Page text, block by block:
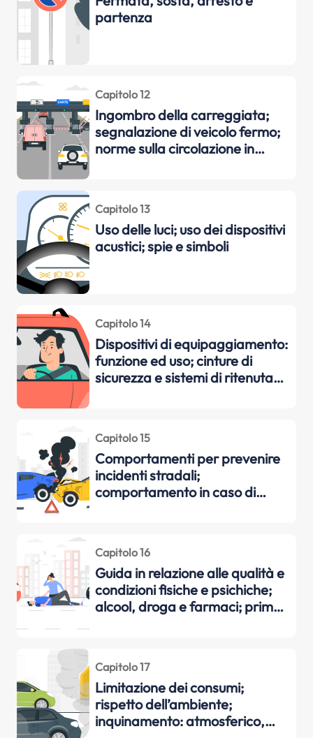
partenza
Capitolo 12
Ingombro della carreggiata;
segnalazione di veicolo fermo;
norme sulla circolazione in
veicoli; pannelli sui veicoli; traino
dei veicoli e dei veicoli in avaria;
traino dei rimor
Capitolo 13
Uso delle luci; uso dei dispositivi
acustici; spie e simboli
Capitolo 14
Dispositivi di equipaggiamento:
funzione ed uso; cinture di
sicurezza e sistemi di ritenuta
Capitolo 15
Comportamenti per prevenire
incidenti stradali;
comportamento in caso di
Capitolo 16
Guida in relazione alle qualità e
condizioni fisiche e psichiche;
alcool, droga e farmaci; primo
Capitolo 17
Limitazione dei consumi;
rispetto dell’ambiente;
inquinamento: atmosferico,